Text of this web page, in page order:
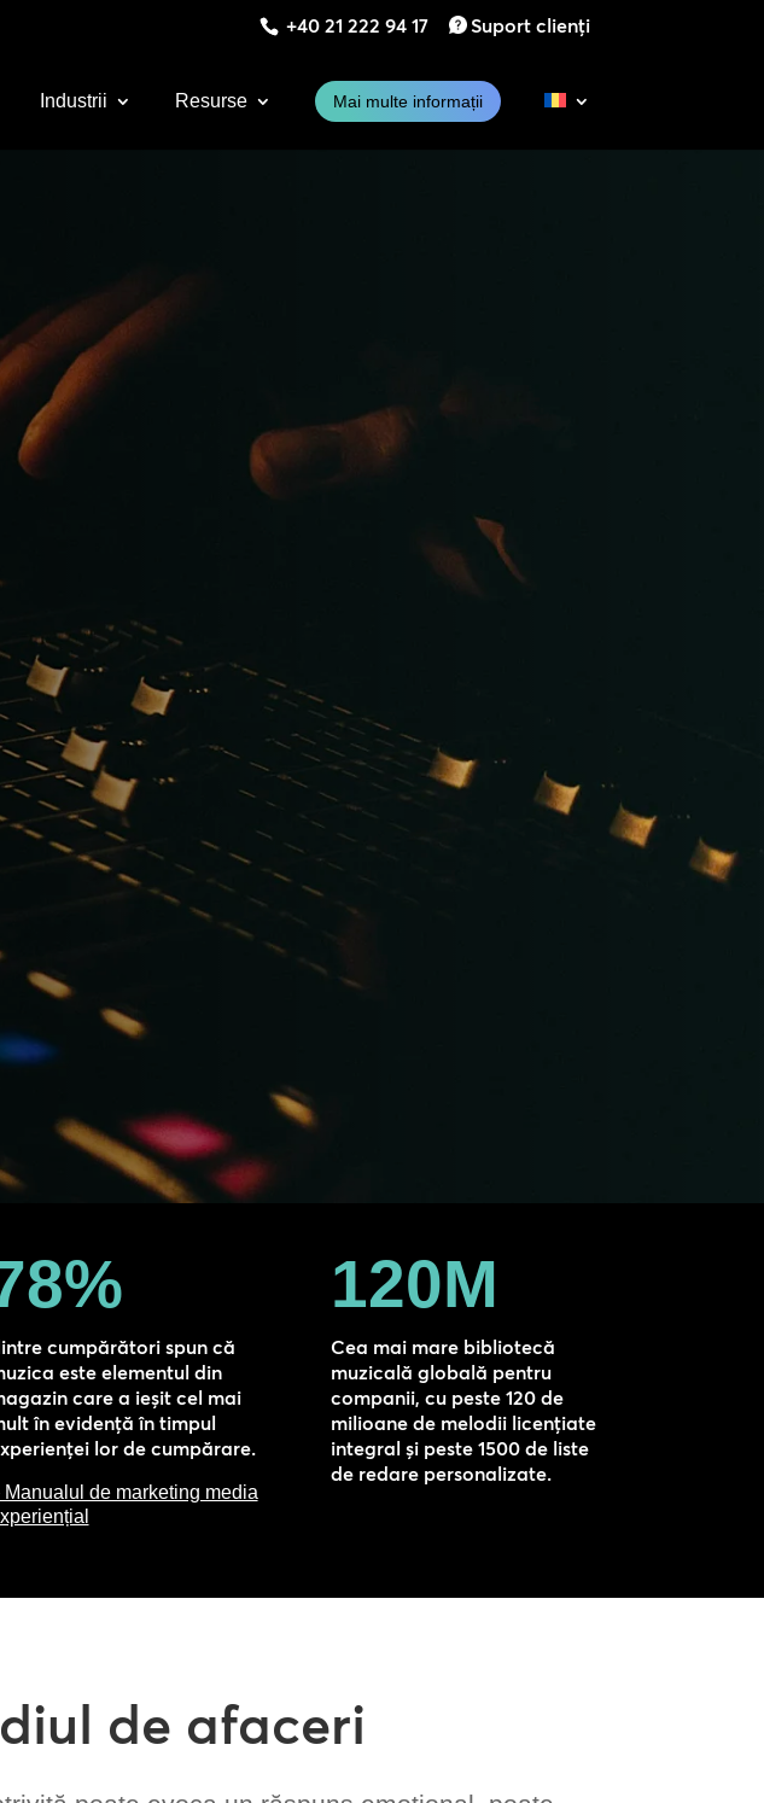
+40 21 222 94 17 Suport clienți
Industrii Resurse Mai multe informații
%
cumpărători spun că
este elementul din
care a ieșit cel mai
în evidență în timpul
lor de cumpărare.
Manualul de marketing media
120M
Cea mai mare bibliotecă
muzicală globală pentru
companii, cu peste 120 de
milioane de melodii licențiate
integral și peste 1500 de liste
de redare personalizate.
de afaceri